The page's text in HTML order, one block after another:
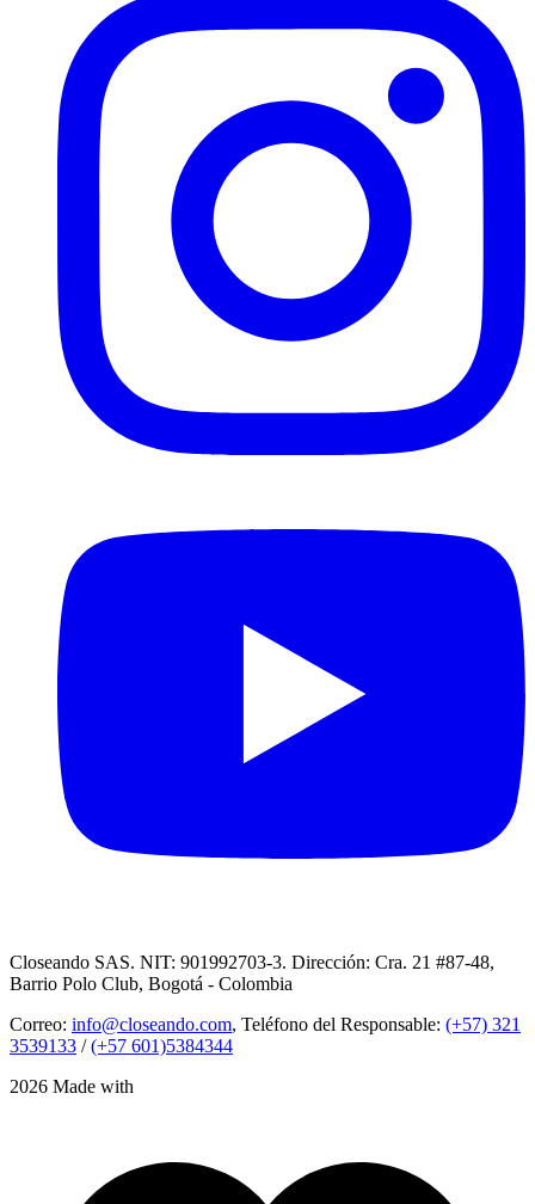
Closeando SAS. NIT: 901992703-3. Dirección: Cra. 21 #87-48,
Barrio Polo Club, Bogotá - Colombia
Correo: info@closeando.com, Teléfono del Responsable: (+57) 321
3539133 /(+57 601)5384344
2026 Made with